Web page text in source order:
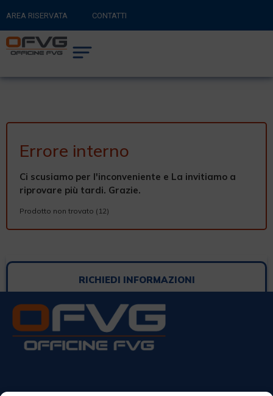
AREA RISERVATA CONTATTI
RITORNA AL SITO PRINCIPALE
CARRELLO
Errore interno
Ci scusiamo per l'inconveniente e La invitiamo a
riprovare più tardi. Grazie.
Prodotto non trovato (12)
RICHIEDI INFORMAZIONI